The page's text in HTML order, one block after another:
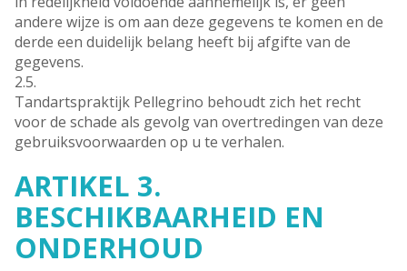
andere wijze is om aan deze gegevens te komen en de
derde een duidelijk belang heeft bij afgifte van de
gegevens.
2.5.
Tandartspraktijk Pellegrino behoudt zich het recht
voor de schade als gevolg van overtredingen van deze
gebruiksvoorwaarden op u te verhalen.
ARTIKEL 3.
BESCHIKBAARHEID EN
ONDERHOUD